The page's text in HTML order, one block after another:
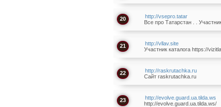
20
http://vsepro.tatar
Все про Татарстан . .
21
http://vllav.site
Участник каталога https://
22
http://raskrutachka.ru
Сайт raskrutachka.ru
23
http://evolve.guard.ua.tilda.ws
http://evolve.guard.ua.tilda.ws/